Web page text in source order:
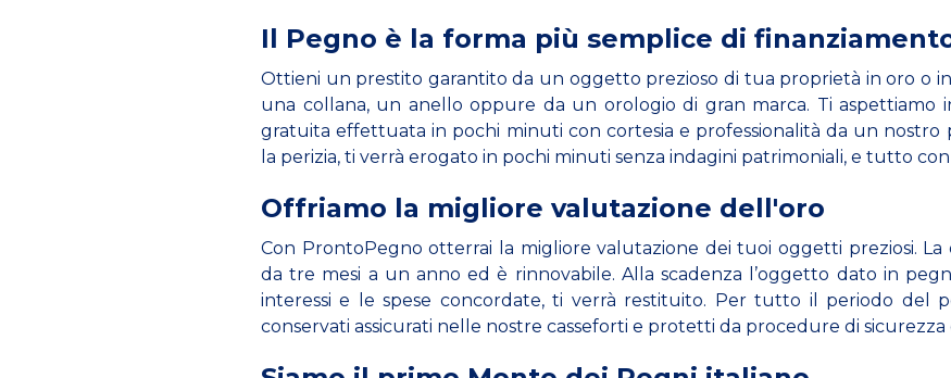
Il Pegno è la forma più semplice di
Ottieni un prestito garantito da un oggetto prezioso di tua proprietà in oro o
una collana, un anello oppure da un orologio di gran marca. Ti aspettiamo
gratuita effettuata in pochi minuti con cortesia e professionalità da un nostro
la perizia, ti verrà erogato in pochi minuti senza indagini patrimoniali, e tutto con
Offriamo la migliore valutazione dell'oro
Con ProntoPegno otterrai la migliore valutazione dei tuoi oggetti preziosi.
da tre mesi a un anno ed è rinnovabile. Alla scadenza l’oggetto dato in
interessi e le spese concordate, ti verrà restituito. Per tutto il periodo del
conservati assicurati nelle nostre casseforti e protetti da procedure di sicurezza